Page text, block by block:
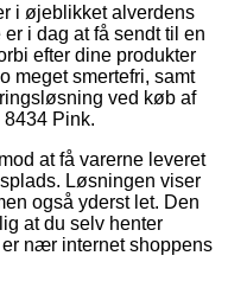
i øjeblikket alverdens
i dag at få sendt til en
efter dine produkter
meget smertefri, samt
ved køb af
8434 Pink.
at få varerne leveret
Løsningen viser
også yderst let. Den
at du selv henter
nær internet shoppens